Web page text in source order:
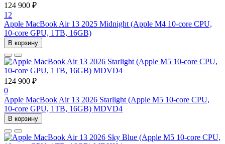
124 900 ₽
12
Apple MacBook Air 13 2025 Midnight (Apple M4 10-core CPU,
10-core GPU, 1TB, 16GB)
В корзину
124 900 ₽
0
Apple MacBook Air 13 2026 Starlight (Apple M5 10-core CPU,
10-core GPU, 1TB, 16GB) MDVD4
В корзину